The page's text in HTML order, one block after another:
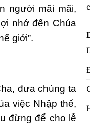
người mãi mãi,
nhớ đến Chúa
giới”.
đưa chúng ta
việc Nhập thể,
đừng để cho lễ